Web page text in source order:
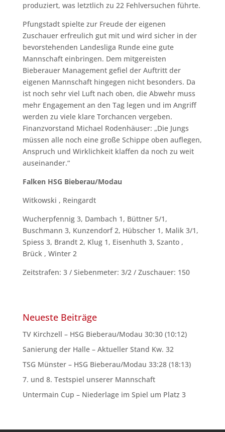
produziert, was letztlich zu 22 Fehlversuchen führte.
Pfungstadt spielte zur Freude der eigenen
Zuschauer erfreulich gut mit und wird sicher in der
bevorstehenden Landesliga Runde eine gute
Mannschaft einbringen. Dem mitgereisten
Bieberauer Management gefiel der Auftritt der
eigenen Mannschaft hingegen nicht besonders. Da
ist noch sehr viel Luft nach oben, die Abwehr muss
mehr Engagement an den Tag legen und im Angriff
werden zu viele klare Torchancen vergeben.
Finanzvorstand Michael Rodenhäuser: „Die Jungs
müssen alle noch eine große Schippe oben auflegen,
Anspruch und Wirklichkeit klaffen da noch zu weit
auseinander.“
Falken HSG Bieberau/Modau
Witkowski , Reingardt
Wucherpfennig 3, Dambach 1, Büttner 5/1,
Buschmann 3, Kunzendorf 2, Hübscher 1, Malik 3/1,
Spiess 3, Brandt 2, Klug 1, Eisenhuth 3, Szanto ,
Brück , Winter 2
Zeitstrafen: 3 / Siebenmeter: 3/2 / Zuschauer: 150
Neueste Beiträge
TV Kirchzell – HSG Bieberau/Modau 30:30 (10:12)
Sanierung der Halle – Aktueller Stand Kw. 32
TSG Münster – HSG Bieberau/Modau 33:28 (18:13)
7. und 8. Testspiel unserer Mannschaft
Untermain Cup – Niederlage im Spiel um Platz 3